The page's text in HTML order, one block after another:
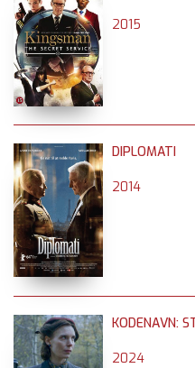
2015
DIPLOMATI
2014
KODENAVN:
2024